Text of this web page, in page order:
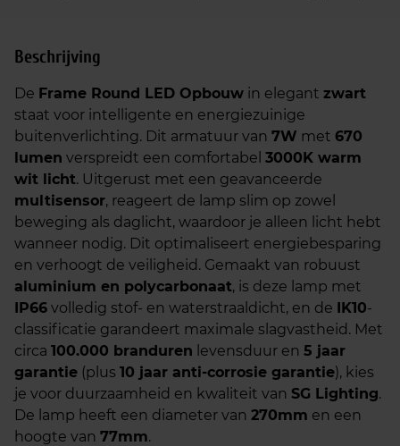
Beschrijving
De Frame Round LED Opbouw in elegant zwart
staat voor intelligente en energiezuinige
buitenverlichting. Dit armatuur van 7W met 670
lumen verspreidt een comfortabel 3000K warm
wit licht. Uitgerust met een geavanceerde
multisensor, reageert de lamp slim op zowel
beweging als daglicht, waardoor je alleen licht hebt
wanneer nodig. Dit optimaliseert energiebesparing
en verhoogt de veiligheid. Gemaakt van robuust
aluminium en polycarbonaat, is deze lamp met
IP66 volledig stof- en waterstraaldicht, en de IK10-
classificatie garandeert maximale slagvastheid. Met
circa 100.000 branduren levensduur en 5 jaar
garantie (plus 10 jaar anti-corrosie garantie), kies
je voor duurzaamheid en kwaliteit van SG Lighting.
De lamp heeft een diameter van 270mm en een
hoogte van 77mm.